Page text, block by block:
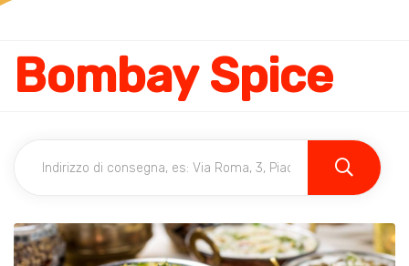
Bombay Spice